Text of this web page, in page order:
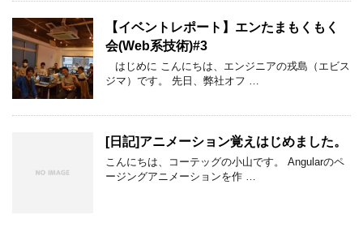
【イベントレポート】エンたまもくもく
会(Web系技術)#3
はじめに こんにちは、エンジニアの戎島（エビス
ジマ）です。 先日、弊社オフ …
[日記]アニメーション覚えはじめました。
こんにちは、コーテッグの小山です。 Angularのペ
ージングアニメーションを作 …